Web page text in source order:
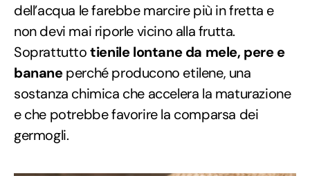
dell’acqua le farebbe marcire più in fretta e
non devi mai riporle vicino alla frutta.
Soprattuttotienile lontane da mele, pere e
bananeperché producono etilene, una
sostanza chimica che accelera la maturazione
e che potrebbe favorire la comparsa dei
germogli.